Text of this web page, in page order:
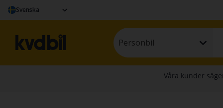
Svenska
Personbil